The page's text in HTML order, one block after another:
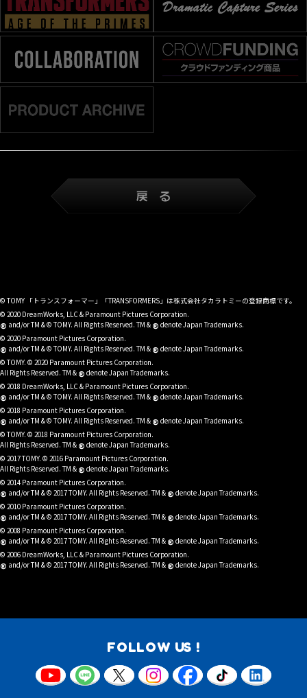
© TOMY 「トランスフォーマー」「TRANSFORMERS」は株式会社タカラトミーの登録商標です。
© 2020 DreamWorks, LLC & Paramount Pictures Corporation.
® and/or TM & © TOMY. All Rights Reserved. TM & ® denote Japan Trademarks.
© 2020 Paramount Pictures Corporation.
® and/or TM & © TOMY. All Rights Reserved. TM & ® denote Japan Trademarks.
© TOMY. © 2020 Paramount Pictures Corporation.
All Rights Reserved. TM & ® denote Japan Trademarks.
© 2018 DreamWorks, LLC & Paramount Pictures Corporation.
® and/or TM & © TOMY. All Rights Reserved. TM & ® denote Japan Trademarks.
© 2018 Paramount Pictures Corporation.
® and/or TM & © TOMY. All Rights Reserved. TM & ® denote Japan Trademarks.
© TOMY. © 2018 Paramount Pictures Corporation.
All Rights Reserved. TM & ® denote Japan Trademarks.
© 2017 TOMY. © 2016 Paramount Pictures Corporation.
All Rights Reserved. TM & ® denote Japan Trademarks.
© 2014 Paramount Pictures Corporation.
® and/or TM & © 2017 TOMY. All Rights Reserved. TM & ® denote Japan Trademarks.
© 2010 Paramount Pictures Corporation.
® and/or TM & © 2017 TOMY. All Rights Reserved. TM & ® denote Japan Trademarks.
© 2008 Paramount Pictures Corporation.
® and/or TM & © 2017 TOMY. All Rights Reserved. TM & ® denote Japan Trademarks.
© 2006 DreamWorks, LLC & Paramount Pictures Corporation.
® and/or TM & © 2017 TOMY. All Rights Reserved. TM & ® denote Japan Trademarks.
FOLLOW US !